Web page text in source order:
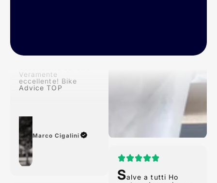
descrizione dal sito!
Advice TOP
Marco Cigalini